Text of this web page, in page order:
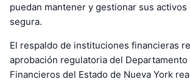
puedan mantener y gestionar sus activos
segura.
El respaldo de instituciones financieras
aprobación regulatoria del
Financieros del Estado de Nueva York